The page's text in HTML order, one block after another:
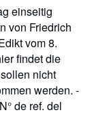
einseitig
von Friedrich
vom 8.
findet die
nicht
werden. -
N° de ref. del